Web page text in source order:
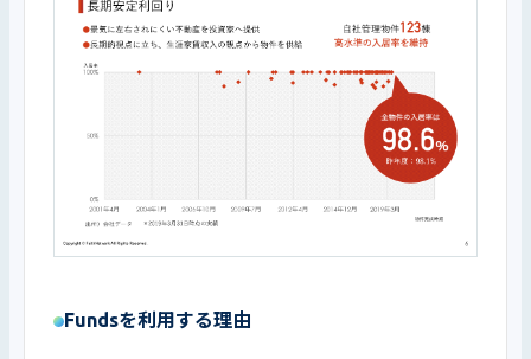
Fundsを利用する理由